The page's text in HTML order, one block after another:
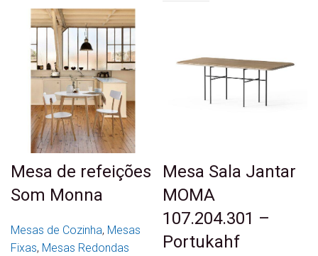
Mesa de refeições
Som Monna
Mesas de Cozinha, Mesas
Fixas, Mesas Redondas
Mesa Sala Jantar
MOMA
107.204.301 –
Portukahf